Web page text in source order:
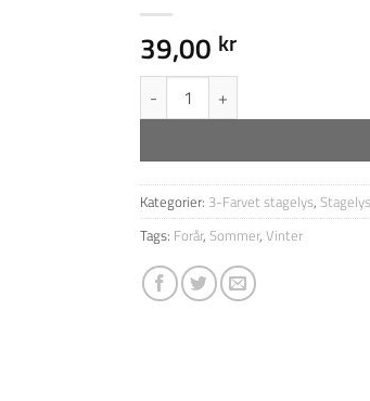
39,00 kr
3-farvet stearin kronelys - Antik
Kategorier: 3-Farvet stagelys,Stagelys
Tags: Forår,Sommer,Vinter